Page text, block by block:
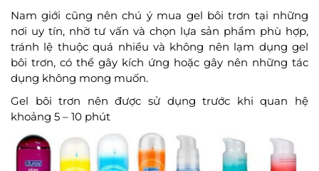
Nam giới cũng nên chú ý mua gel bôi trơn tại những
nơi uy tín, nhờ tư vấn và chọn lựa sản phẩm phù hợp,
tránh lệ thuộc quá nhiều và không nên lạm dụng gel
bôi trơn, có thể gây kích ứng hoặc gây nên những tác
dụng không mong muốn.
Gel bôi trơn nên được sử dụng trước khi quan hệ
khoảng 5 – 10 phút